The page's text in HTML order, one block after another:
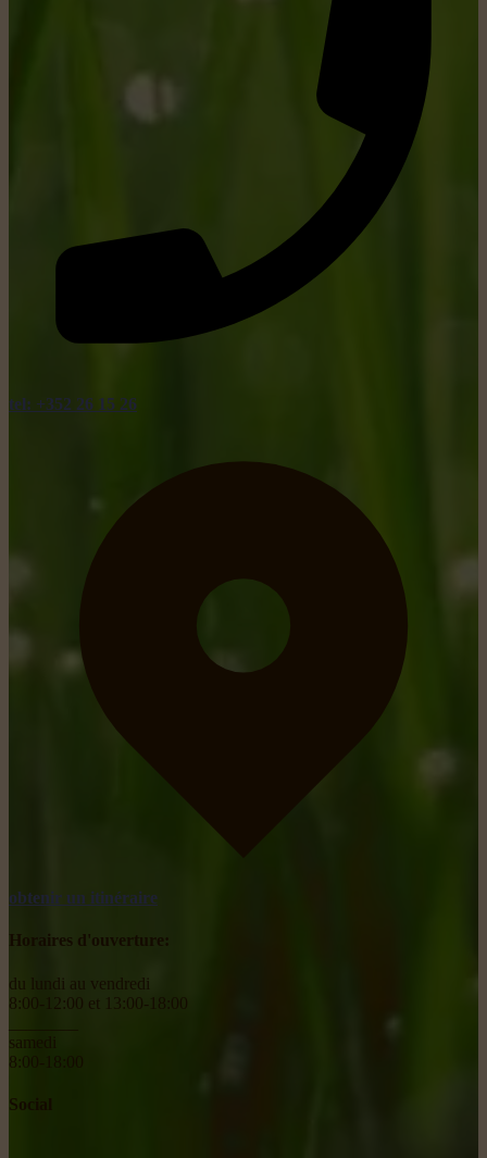
tel: +352 26 15 26
obtenir un itinéraire
Horaires d'ouverture:
du lundi au vendredi
8:00-12:00 et 13:00-18:00
samedi
8:00-18:00
Social